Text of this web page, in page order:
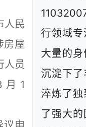
人民
房屋
人员
月 1
行领域
大量的
沉淀下
淬炼了
了强大